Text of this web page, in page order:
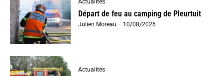
Départ de feu au camping de Pleurtuit
Julien Moreau - 10/08/2026
Actualités